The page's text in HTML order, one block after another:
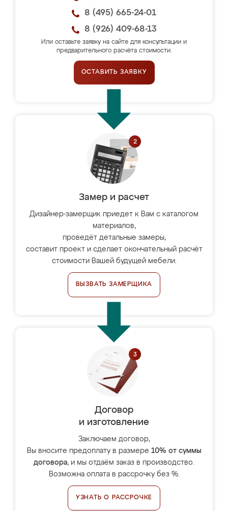
8 (495) 665-24-01
8 (926) 409-68-13
Или оставьте заявку на сайте для консультации и
предварительного расчёта стоимости.
ОСТАВИТЬ ЗАЯВКУ
Замер и расчет
Дизайнер-замерщик приедет к Вам с каталогом
материалов,
проведёт детальные замеры,
составит проект и сделает окончательный расчёт
стоимости Вашей будущей мебели.
ВЫЗВАТЬ ЗАМЕРЩИКА
Договор
и изготовление
Заключаем договор,
Вы вносите предоплату в размере 10% от суммы
договора, и мы отдаём заказ в производство.
Возможна оплата в рассрочку без %.
УЗНАТЬ О РАССРОЧКЕ